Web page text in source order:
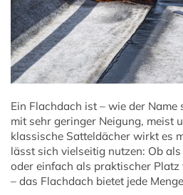
Ein Flachdach ist – wie der Name
mit sehr geringer Neigung, meist
klassische Satteldächer wirkt es
lässt sich vielseitig nutzen: Ob
oder einfach als praktischer
– das Flachdach bietet jede